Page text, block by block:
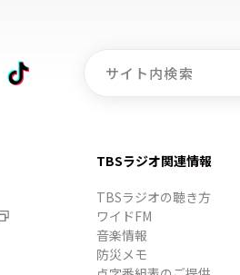
TBSラジオ関連情報
TBSラジオの聴き方
ワイドFM
音楽情報
防災メモ